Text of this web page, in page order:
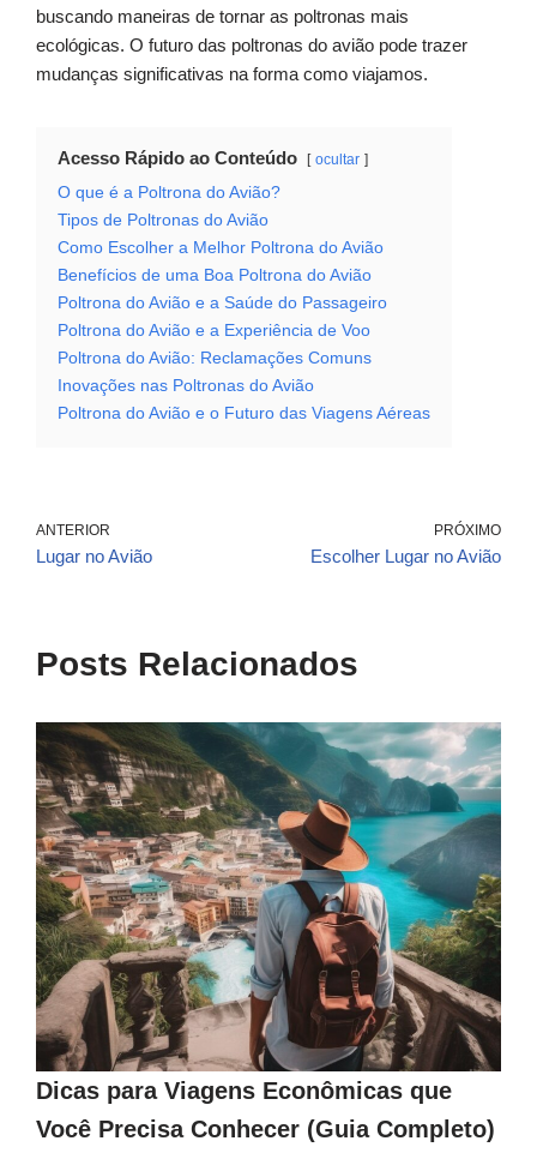
buscando maneiras de tornar as poltronas mais
ecológicas. O futuro das poltronas do avião pode trazer
mudanças significativas na forma como viajamos.
Acesso Rápido ao Conteúdo ocultar
O que é a Poltrona do Avião?
Tipos de Poltronas do Avião
Como Escolher a Melhor Poltrona do Avião
Benefícios de uma Boa Poltrona do Avião
Poltrona do Avião e a Saúde do Passageiro
Poltrona do Avião e a Experiência de Voo
Poltrona do Avião: Reclamações Comuns
Inovações nas Poltronas do Avião
Poltrona do Avião e o Futuro das Viagens Aéreas
ANTERIOR
Lugar no Avião
PRÓXIMO
Escolher Lugar no Avião
Posts Relacionados
Dicas para Viagens Econômicas que
Você Precisa Conhecer (Guia Completo)